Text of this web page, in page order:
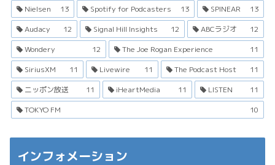
Nielsen
13 Spotify for Podcasters 13 SPINEAR
13
Audacy
12 Signal Hill Insights 12 ABCラジオ
12
Wondery
12 The Joe Rogan Experience
11
SiriusXM
11 Livewire 11 The Podcast Host
11
ニッポン放送
11 iHeartMedia 11 LISTEN
11
TOKYO FM
10
インフォメーション